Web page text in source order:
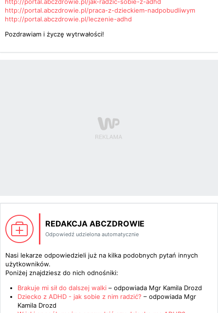
http://portal.abczdrowie.pl/praca-z-dzieckiem-nadpobudliwym
http://portal.abczdrowie.pl/leczenie-adhd
Pozdrawiam i życzę wytrwałości!
REDAKCJA ABCZDROWIE
Odpowiedź udzielona automatycznie
Nasi lekarze odpowiedzieli już na kilka podobnych pytań innych
użytkowników.
Poniżej znajdziesz do nich odnośniki:
Brakuje mi sił do dalszej walki – odpowiada Mgr Kamila Drozd
Dziecko z ADHD - jak sobie z nim radzić? – odpowiada Mgr
Kamila Drozd